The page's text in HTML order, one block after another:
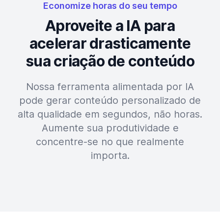
Economize horas do seu tempo
Aproveite a IA para
acelerar drasticamente
sua criação de conteúdo
Nossa ferramenta alimentada por IA
pode gerar conteúdo personalizado de
alta qualidade em segundos, não horas.
Aumente sua produtividade e
concentre-se no que realmente
importa.